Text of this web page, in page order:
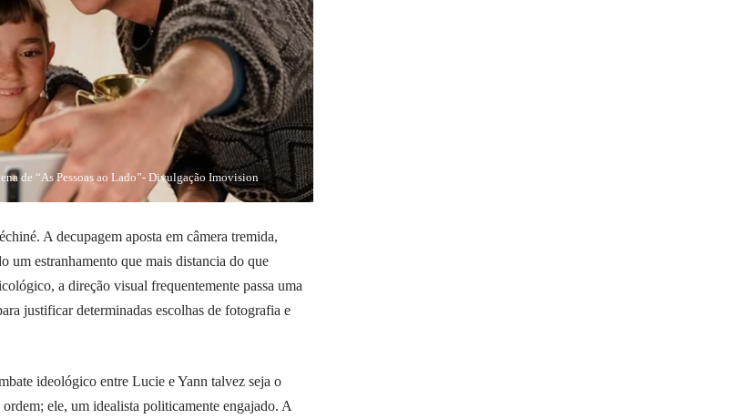
de “As Pessoas ao Lado”- Divulgação Imovision
A decupagem aposta em câmera tremida,
um estranhamento que mais distancia do que
a direção visual frequentemente passa uma
justificar determinadas escolhas de fotografia e
ideológico entre Lucie e Yann talvez seja o
ele, um idealista politicamente engajado. A